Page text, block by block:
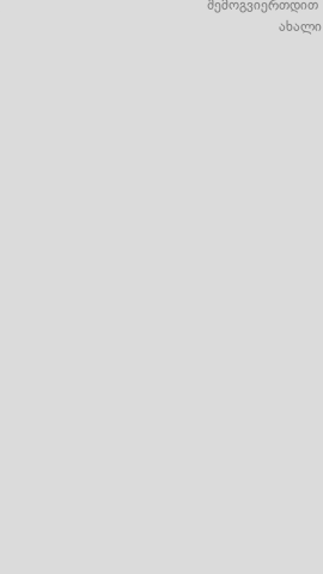
შემოგვიერთდით
ახალი